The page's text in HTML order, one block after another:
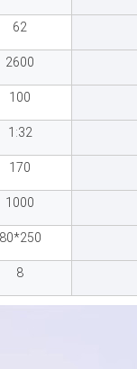
62
2600
100
1:32
170
1000
250*80
8